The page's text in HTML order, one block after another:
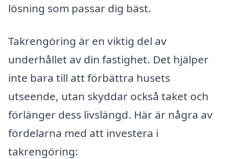
lösning som passar dig bäst.
Takrengöring är en viktig del av
underhållet av din fastighet. Det hjälper
inte bara till att förbättra husets
utseende, utan skyddar också taket och
förlänger dess livslängd. Här är några av
fördelarna med att investera i
takrengöring: